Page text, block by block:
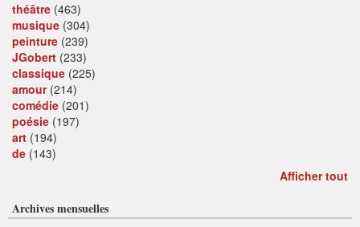
théâtre (463)
musique (304)
peinture (239)
JGobert (233)
classique (225)
amour(214)
comédie (201)
poésie (197)
art (194)
de (143)
Afficher tout
Archives mensuelles